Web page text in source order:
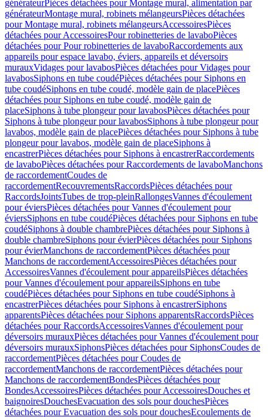
générateurPièces détachées pour Montage mural, alimentation par
générateurMontage mural, robinets mélangeursPièces détachées
pour Montage mural, robinets mélangeursAccessoiresPièces
détachées pour AccessoiresPour robinetteries de lavaboPièces
détachées pour Pour robinetteries de lavaboRaccordements aux
appareils pour espace lavabo, éviers, appareils et déversoirs
murauxVidages pour lavabosPièces détachées pour Vidages pour
lavabosSiphons en tube coudéPièces détachées pour Siphons en
tube coudéSiphons en tube coudé, modèle gain de placePièces
détachées pour Siphons en tube coudé, modèle gain de
placeSiphons à tube plongeur pour lavabosPièces détachées pour
Siphons à tube plongeur pour lavabosSiphons à tube plongeur pour
lavabos, modèle gain de placePièces détachées pour Siphons à tube
plongeur pour lavabos, modèle gain de placeSiphons à
encastrerPièces détachées pour Siphons à encastrerRaccordements
de lavaboPièces détachées pour Raccordements de lavaboManchons
de raccordementCoudes de
raccordementRecouvrementsRaccordsPièces détachées pour
RaccordsJointsTubes de trop-pleinRallongesVannes d'écoulement
pour éviersPièces détachées pour Vannes d'écoulement pour
éviersSiphons en tube coudéPièces détachées pour Siphons en tube
coudéSiphons à double chambrePièces détachées pour Siphons à
double chambreSiphons pour évierPièces détachées pour Siphons
pour évierManchons de raccordementPièces détachées pour
Manchons de raccordementAccessoiresPièces détachées pour
AccessoiresVannes d'écoulement pour appareilsPièces détachées
pour Vannes d'écoulement pour appareilsSiphons en tube
coudéPièces détachées pour Siphons en tube coudéSiphons à
encastrerPièces détachées pour Siphons à encastrerSiphons
apparentsPièces détachées pour Siphons apparentsRaccordsPièces
détachées pour RaccordsAccessoiresVannes d'écoulement pour
déversoirs murauxPièces détachées pour Vannes d'écoulement pour
déversoirs murauxSiphonsPièces détachées pour SiphonsCoudes de
raccordementPièces détachées pour Coudes de
raccordementManchons de raccordementPièces détachées pour
Manchons de raccordementBondesPièces détachées pour
BondesAccessoiresPièces détachées pour AccessoiresDouches et
baignoiresDouchesEvacuation des sols pour douchesPièces
détachées pour Evacuation des sols pour douchesEcoulements de